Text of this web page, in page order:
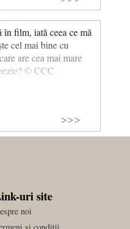
sa: Alexandru
seria I-a (1944),
(1958).]
film, iată ceea ce mă
cel mai bine cu
are cea mai mare
© CCC
>>>
uri site
noi